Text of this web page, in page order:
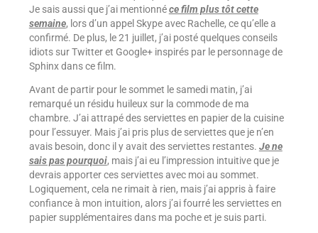
Je sais aussi que j’ai mentionnéce film plus tôt cette
semaine, lors d’un appel Skype avec Rachelle, ce qu’elle a
confirmé. De plus, le 21 juillet, j’ai posté quelques conseils
idiots sur Twitter et Google+ inspirés par le personnage de
Sphinx dans ce film.
Avant de partir pour le sommet le samedi matin, j’ai
remarqué un résidu huileux sur la commode de ma
chambre. J’ai attrapé des serviettes en papier de la cuisine
pour l’essuyer. Mais j’ai pris plus de serviettes que je n’en
avais besoin, donc il y avait des serviettes restantes. Je ne
sais pas pourquoi, mais j’ai eu l’impression intuitive que je
devrais apporter ces serviettes avec moi au sommet.
Logiquement, cela ne rimait à rien, mais j’ai appris à faire
confiance à mon intuition, alors j’ai fourré les serviettes en
papier supplémentaires dans ma poche et je suis parti.